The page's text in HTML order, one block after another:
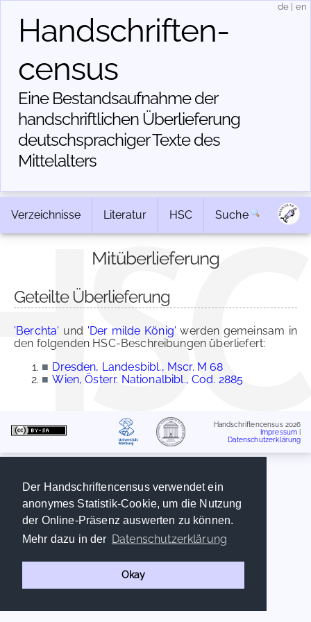
Der Handschriftencensus verwendet ein
anonymes Statistik-Cookie, um die Nutzung
der Online-Präsenz auswerten zu können.
Mehr dazu in der Datenschutzerklärung
Okay
Handschriften­
census
Eine Bestandsaufnahme der
handschriftlichen Über­lieferung
deutschsprachiger Texte des
Mittelalters
de en
Verzeichnisse Literatur HSC Suche
Mitüberlieferung
Geteilte Überlieferung
'Berchta' und 'Der milde König' werden gemeinsam in
den folgenden HSC-Beschreibungen überliefert:
■ Dresden, Landesbibl., Mscr. M 68
■ Wien, Österr. Nationalbibl., Cod. 2885
Handschriftencensus 2026
Impressum
Datenschutzerklärung